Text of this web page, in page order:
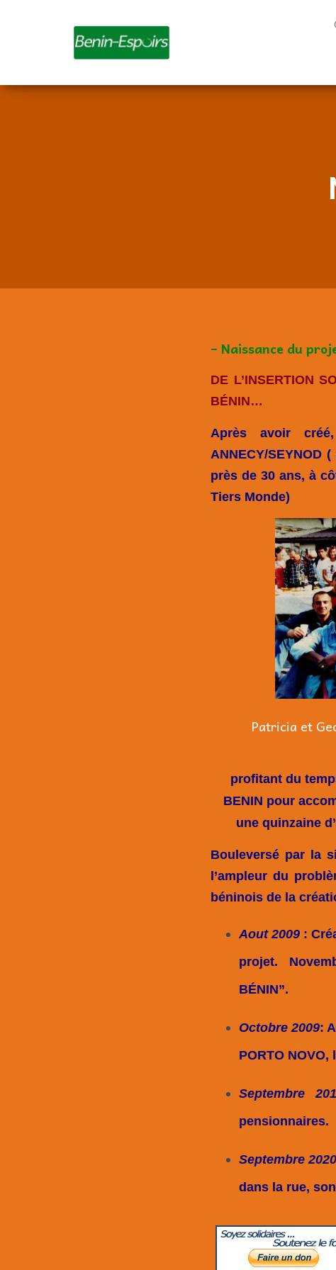
– Naissance du
DE L’INSERTION
BÉNIN…
Après avoir
ANNECY/
près de 30 ans, à
Tiers Monde)
Patricia et
profitant du
BENIN pour
une quinzaine
Bouleversé par la
l’ampleur du
béninois de la
Aout 2009 :
projet.
BÉNIN”.
Octobre 2009:
PORTO NOVO,
Septembre
pensionnaires.
Septembre 2020
dans la rue,